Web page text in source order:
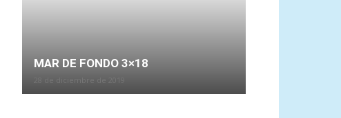
MAR DE FONDO 3×18